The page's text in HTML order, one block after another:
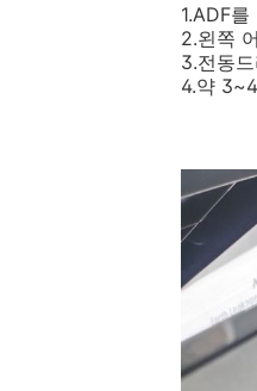
1.ADF를
2.왼쪽
3.전동
4.약